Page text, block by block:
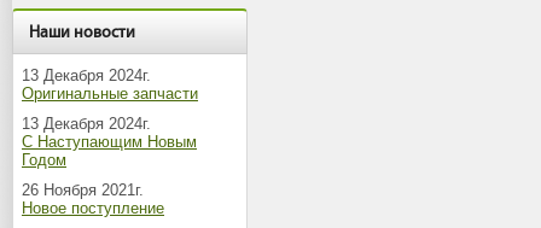
Наши новости
13 Декабря 2024г.
Оригинальные запчасти
13 Декабря 2024г.
С Наступающим Новым
Годом
26 Ноября 2021г.
Новое поступление